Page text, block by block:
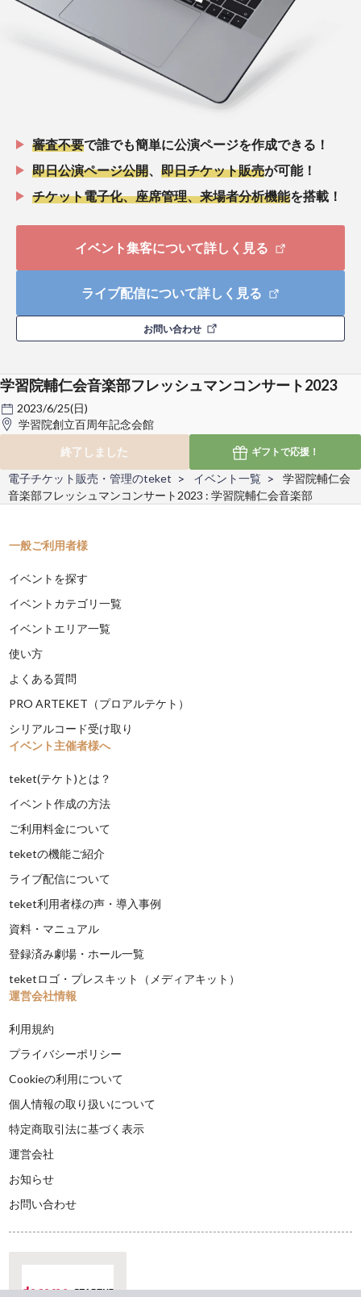
審査不要で誰でも簡単に公演ページを作成できる！
即日公演ページ公開
即日チケット販売が可能！
チケット電子化、座席管理、来場者分析機能を搭載！
イベント集客について詳しく見る
ライブ配信について詳しく見る
お問い合わせ
学習院輔仁会音楽部フレッシュマンコンサート2023
2023/6/25(日)
学習院創立百周年記念会館
終了しました
ギフトで応援！
電子チケット販売・管理のteket イベント一覧
学習院輔仁会
音楽部フレッシュマンコンサート2023 : 学習院輔仁会音楽部
一般ご利用者様
イベントを探す
イベントカテゴリ一覧
イベントエリア一覧
使い方
よくある質問
PRO ARTEKET（プロアルテケト）
シリアルコード受け取り
イベント主催者様へ
teket(テケト)とは？
イベント作成の方法
ご利用料金について
teketの機能ご紹介
ライブ配信について
teket利用者様の声・導入事例
資料・マニュアル
登録済み劇場・ホール一覧
teketロゴ・プレスキット（メディアキット）
運営会社情報
利用規約
プライバシーポリシー
Cookieの利用について
個人情報の取り扱いについて
特定商取引法に基づく表示
運営会社
お知らせ
お問い合わせ